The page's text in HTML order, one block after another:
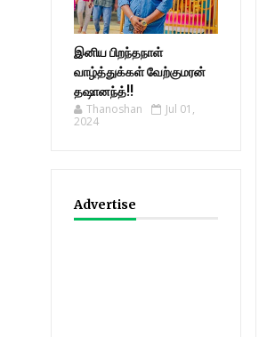
இனிய பிறந்தநாள்
வாழ்த்துக்கள் வேற்குமரன்
தஷானந்த்!!
Thanoshan
Jul 01,
2024
Advertise